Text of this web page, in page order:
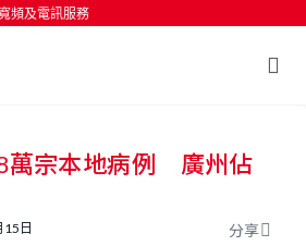
頻及電訊服務
萬宗本地病例 廣州佔
日 分享